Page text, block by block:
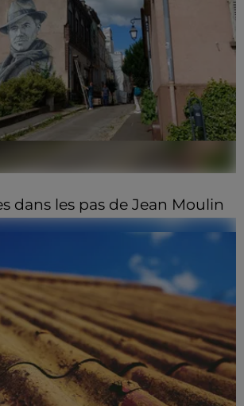
dans les pas de Jean Moulin